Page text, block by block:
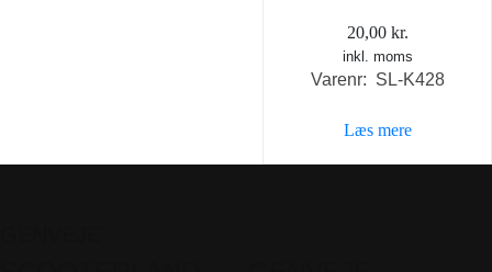
20,00 kr.
inkl. moms
Varenr: SL-K428
Læs mere